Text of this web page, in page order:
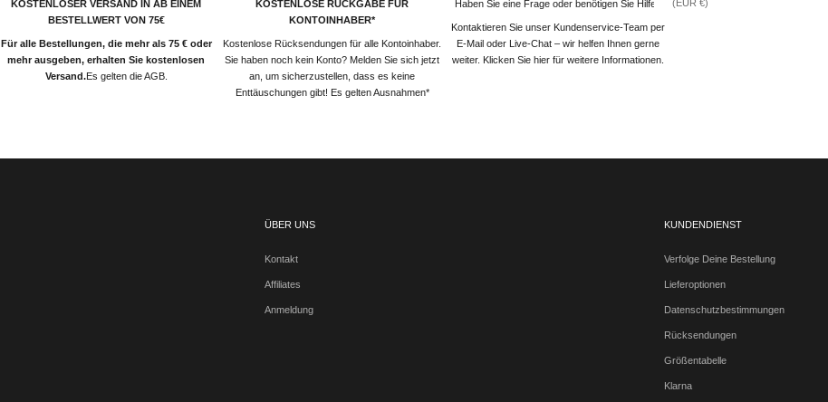
(EUR €)
KOSTENLOSER VERSAND IN AB EINEM
BESTELLWERT VON 75€
Für alle Bestellungen, die mehr als 75 € oder
mehr ausgeben, erhalten Sie kostenlosen
Versand.Es gelten die AGB.
KOSTENLOSE RÜCKGABE FÜR
KONTOINHABER*
Kostenlose Rücksendungen für alle Kontoinhaber.
Sie haben noch kein Konto? Melden Sie sich jetzt
an, um sicherzustellen, dass es keine
Enttäuschungen gibt! Es gelten Ausnahmen*
Haben Sie eine Frage oder benötigen Sie Hilfe?
Kontaktieren Sie unser Kundenservice-Team per
E-Mail oder Live-Chat – wir helfen Ihnen gerne
weiter. Klicken Sie hier für weitere Informationen.
ÜBER UNS
Kontakt
Affiliates
Anmeldung
KUNDENDIENST
Verfolge Deine Bestellung
Lieferoptionen
Datenschutzbestimmungen
Rücksendungen
Größentabelle
Klarna